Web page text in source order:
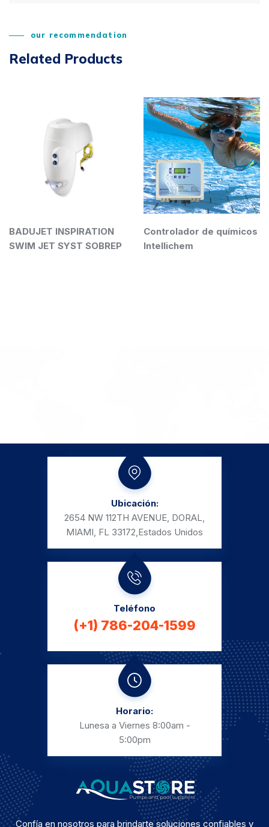
our recommendation
Related Products
INSPIRATION
SYST SOBREP
Controlador de químicos
Intellichem
Ubicación:
2654 NW 112TH AVENUE, DORAL,
MIAMI, FL 33172, Estados Unidos
Teléfono
(+1) 786-204-1599
Horario:
Lunesa a Viernes 8:00am -
5:00pm
Confía en nosotros para brindarte soluciones confiables y